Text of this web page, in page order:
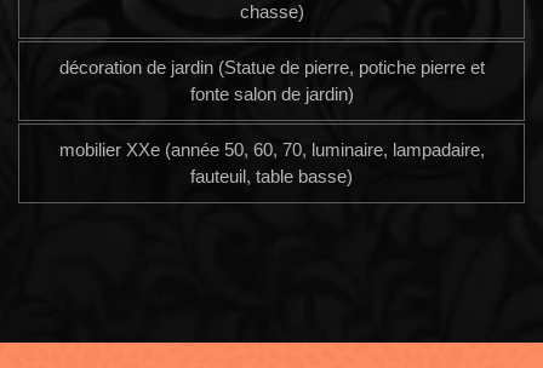
chasse)
décoration de jardin (Statue de pierre, potiche pierre et
fonte salon de jardin)
mobilier XXe (année 50, 60, 70, luminaire, lampadaire,
fauteuil, table basse)